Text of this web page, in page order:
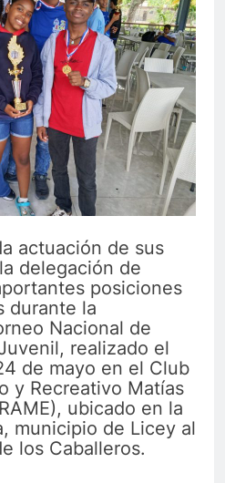
actuación de sus
delegación de
posiciones
durante la
Nacional de
realizado el
de mayo en el Club
y Recreativo Matías
ubicado en la
municipio de Licey al
los Caballeros.